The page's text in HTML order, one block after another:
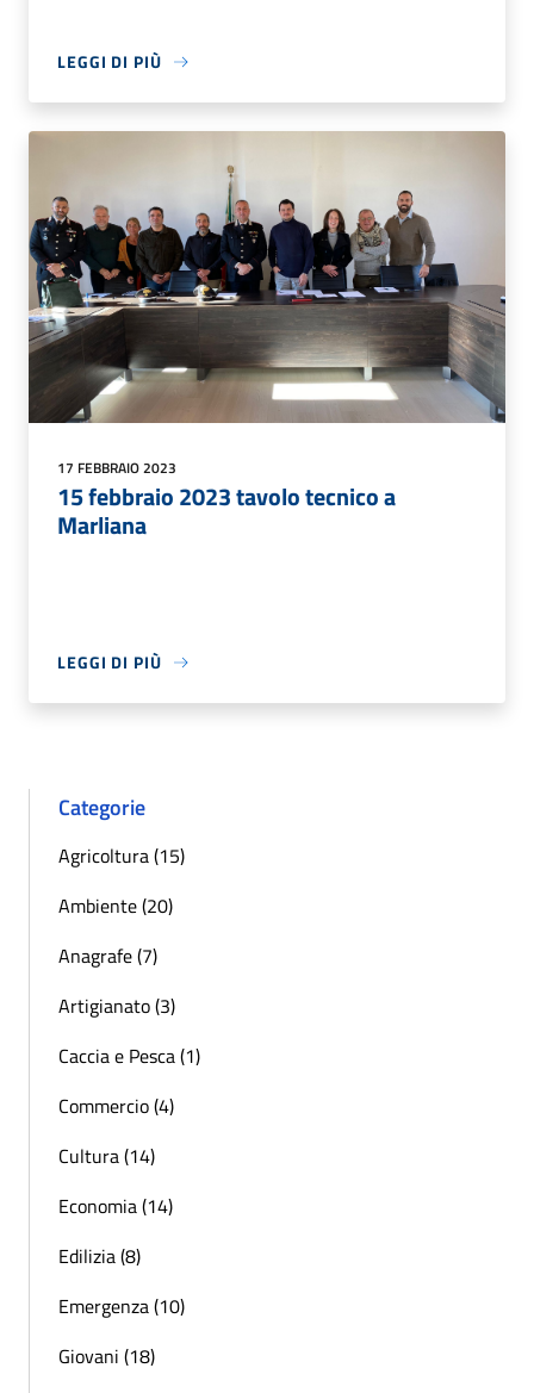
LEGGI DI PIÙ
17 FEBBRAIO 2023
15 febbraio 2023 tavolo tecnico a
Marliana
LEGGI DI PIÙ
Categorie
Agricoltura (15)
Ambiente (20)
Anagrafe (7)
Artigianato (3)
Caccia e Pesca (1)
Commercio (4)
Cultura (14)
Economia (14)
Edilizia (8)
Emergenza (10)
Giovani (18)